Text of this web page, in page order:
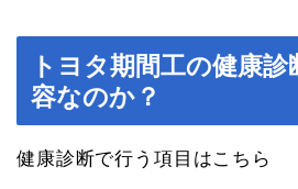
トヨタ期間工の健康
容なのか？
健康診断で行う項目はこちら